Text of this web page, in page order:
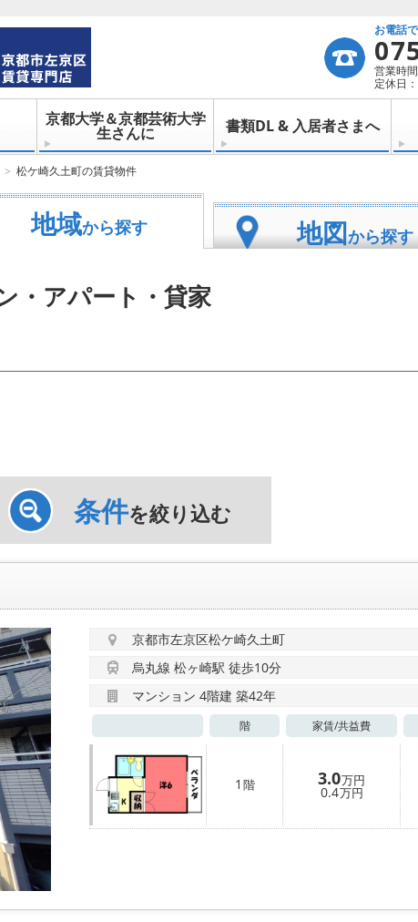
お電話
営業時
定休日
京都大学＆京都芸術大学
生さんに 書類DL & 入居者さまへ
松ケ崎久土町の賃貸物件
地域から探す 地図から探す
・アパート・貸家
条件を絞り込む
京都市左京区松ケ崎久土町
烏丸線 松ヶ崎駅 徒歩10分
マンション 4階建 築42年
階 家賃/共益費
1 階 3.0万円
0.4万円